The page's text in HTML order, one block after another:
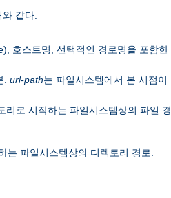
같다.
호스트명, 선택적인 경로명을 포함
url-path는 파일시스템에서 본 시점
리로 시작하는 파일시스템상의 파일
는 파일시스템상의 디렉토리 경로.